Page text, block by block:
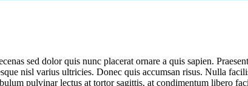
sed dolor quis nunc placerat ornare a quis sapien.
nisl varius ultricies. Donec quis accumsan risus. Nulla
pulvinar lectus at tortor sagittis, at condimentum libero